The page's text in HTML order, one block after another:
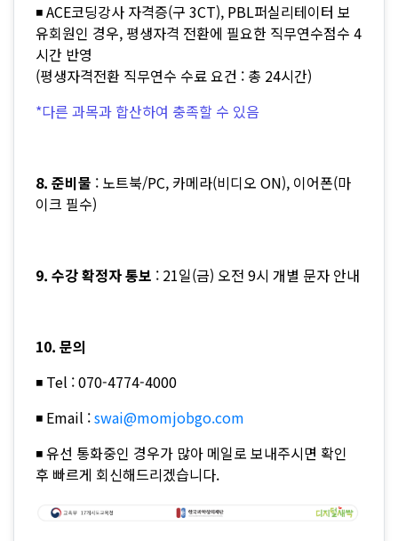
◾ ACE코딩강사 자격증(구 3CT), PBL퍼실리테이터 보
유회원인 경우, 평생자격 전환에 필요한 직무연수점수 4
시간 반영
(평생자격전환 직무연수 수료 요건 : 총 24시간)
*다른 과목과 합산하여 충족할 수 있음
8. 준비물 : 노트북/PC, 카메라(비디오 ON), 이어폰(마
이크 필수)
9. 수강 확정자 통보 : 21일(금) 오전 9시 개별 문자 안내
10. 문의
◾ Tel : 070-4774-4000
◾ Email :swai@momjobgo.com
◾ 유선 통화중인 경우가 많아 메일로 보내주시면 확인
후 빠르게 회신해드리겠습니다.